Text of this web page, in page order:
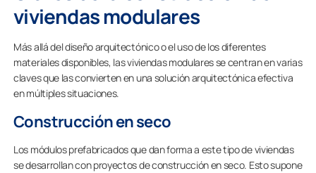
viviendas modulares
Más allá del diseño arquitectónico o el uso de los diferentes
materiales disponibles, las viviendas modulares se centran en varias
claves que las convierten en una solución arquitectónica efectiva
en múltiples situaciones.
Construcción en seco
Los módulos prefabricados que dan forma a este tipo de viviendas
se desarrollan con proyectos de construcción en seco. Esto supone